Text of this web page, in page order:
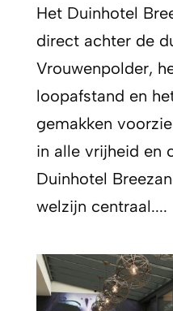
Het Duinhotel
direct achter de
Vrouwenpolder,
loopafstand en
gemakken
in alle vrijheid en
Duinhotel
welzijn centraal....